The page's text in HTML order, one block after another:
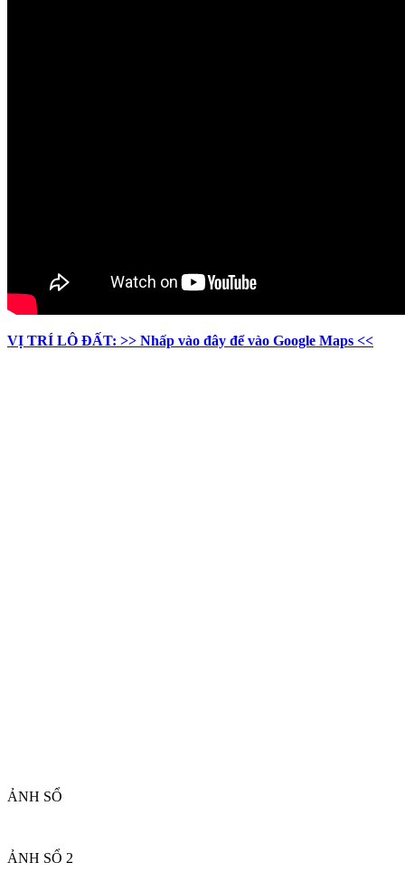
VỊ TRÍ LÔ ĐẤT: >> Nhấp vào đây để vào Google Maps <<
ẢNH SỔ
ẢNH SỔ 2